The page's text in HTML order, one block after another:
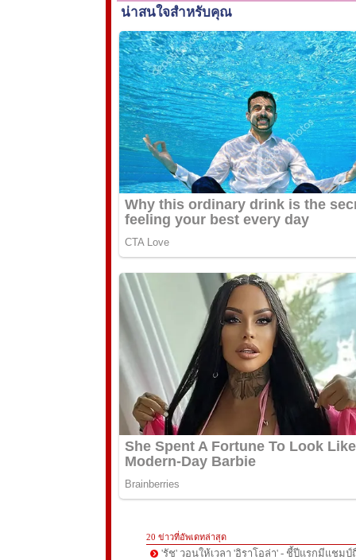
20 ข่าวที่อัพเดทล่าสุด
'รัช' วอนให้เวลา 'อิราโอล่า' - ชี้ปีแรกมีแชมป์